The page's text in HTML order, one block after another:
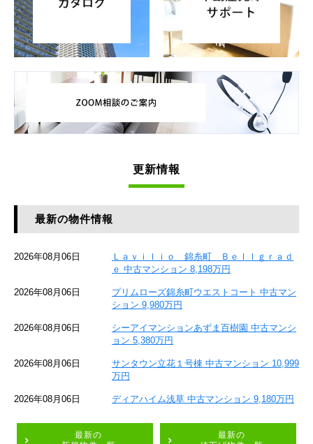
更新情報
最新の物件情報
2026年08月06日
Ｌａｖｉｌｉｏ 錦糸町 Ｂｅｌｌｇｒａｄ
ｅ 中古マンション 8,198万円
2026年08月06日
プリムローズ錦糸町ウエストコート 中古マン
ション 9,980万円
2026年08月06日
シーアイマンションあずま百樹園 中古マンシ
ョン 5,380万円
2026年08月06日
サンタウン立花１号棟 中古マンション 10,999
万円
2026年08月06日 ディアハイム浅草 中古マンション 9,180万円
最新の
最新の